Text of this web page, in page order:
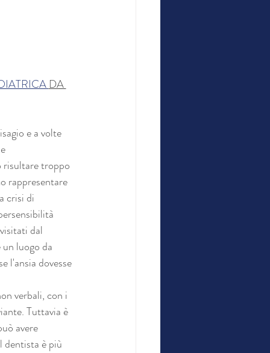
DA
e a volte
risultare troppo
rappresentare
crisi di
dal
luogo da
l'ansia dovesse
verbali, con i
Tuttavia è
avere
dentista è più